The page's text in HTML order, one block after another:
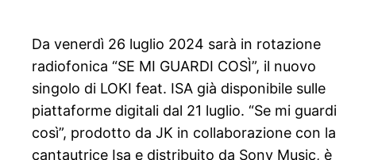
Da venerdì 26 luglio 2024 sarà in rotazione
radiofonica “SE MI GUARDI COSÌ”, il nuovo
singolo di LOKI feat. ISA già disponibile sulle
piattaforme digitali dal 21 luglio. “Se mi guardi
così”, prodotto da JK in collaborazione con la
cantautrice Isa e distribuito da Sony Music, è